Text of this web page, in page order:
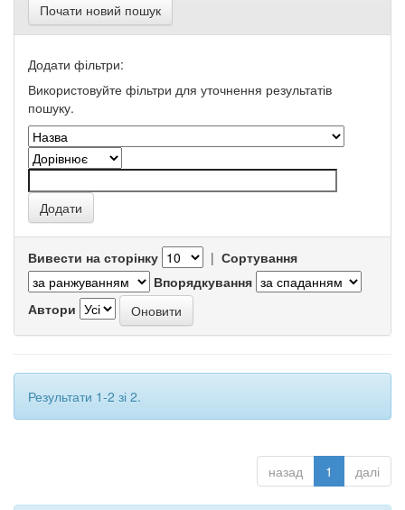
Почати новий пошук
Додати фільтри:
Використовуйте фільтри для уточнення результатів
пошуку.
Вивести на сторінку | Сортування
Впорядкування
Автори
Результати 1-2 зі 2.
назад 1 далі